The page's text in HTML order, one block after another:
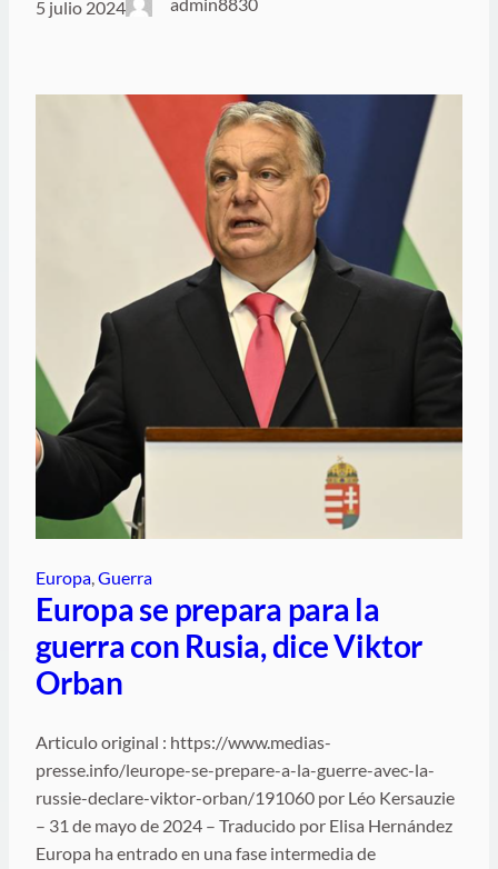
5 julio 2024
Europa, Guerra
Europa se prepara para la
guerra con Rusia, dice Viktor
Orban
Articulo original : https://www.medias-
presse.info/leurope-se-prepare-a-la-guerre-avec-la-
russie-declare-viktor-orban/191060 por Léo Kersauzie
– 31 de mayo de 2024 – Traducido por Elisa Hernández
Europa ha entrado en una fase intermedia de